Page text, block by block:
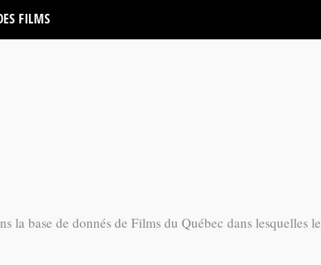
FILMS
la base de donnés de Films du Québec dans lesquelles le